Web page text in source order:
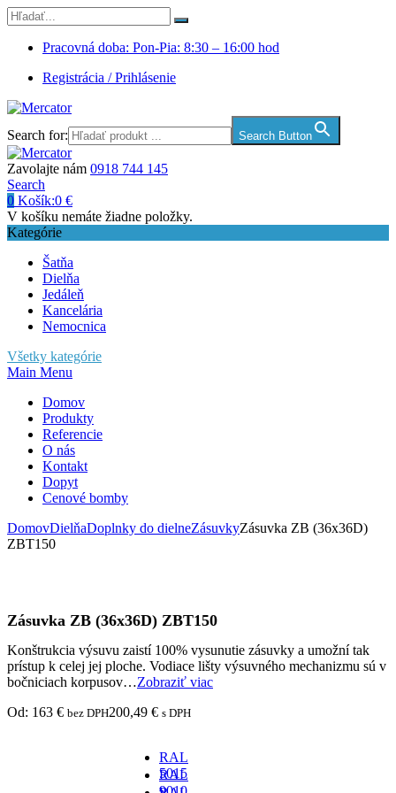
Pracovná doba: Pon-Pia: 8:30 – 16:00 hod
Registrácia / Prihlásenie
Search for: Search Button
Zavolajte nám 0918 744 145
Search
0 Košík:0 €
V košíku nemáte žiadne položky.
Kategórie
Šatňa
Dielňa
Jedáleň
Kancelária
Nemocnica
Všetky kategórie
Main Menu
Domov
Produkty
Referencie
O nás
Kontakt
Dopyt
Cenové bomby
DomovDielňaDoplnky do dielneZásuvkyZásuvka ZB (36x36D)
ZBT150
Zásuvka ZB (36x36D) ZBT150
Konštrukcia výsuvu zaistí 100% vysunutie zásuvky a umožní tak
prístup k celej jej ploche. Vodiace lišty výsuvného mechanizmu sú v
bočniciach korpusov…Zobraziť viac
Od: 163 € bez DPH200,49 € s DPH
RAL
5015
-
RAL